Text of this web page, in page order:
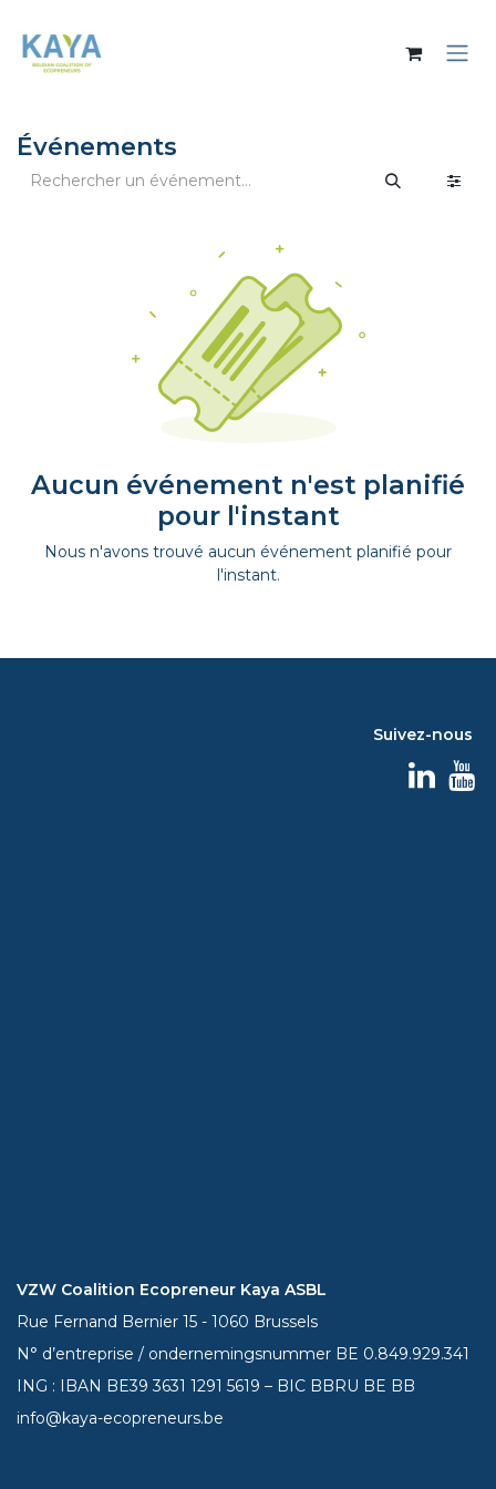
Événements
Aucun événement n'est planifié
pour l'instant
Nous n'avons trouvé aucun événement planifié pour
l'instant.
Suivez-nous
VZW Coalition Ecopreneur Kaya ASBL
Rue Fernand Bernier 15 - 1060 Brussels
N° d’entreprise / ondernemingsnummer BE 0.849.929.341
ING : IBAN BE393631 1291 5619 – BIC BBRU BE BB
info@kaya-ecopreneurs.be